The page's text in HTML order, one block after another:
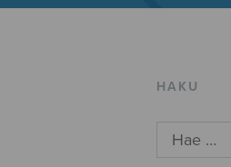
HAKU